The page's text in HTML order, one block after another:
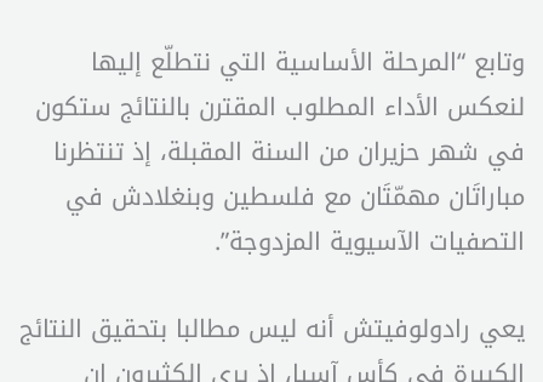
وتابع “المرحلة الأساسية التي نتطلّع إليها
لنعكس الأداء المطلوب المقترن بالنتائج ستكون
في شهر حزيران من السنة المقبلة، إذ تنتظرنا
مباراتَان مهمّتَان مع فلسطين وبنغلادش في
التصفيات الآسيوية المزدوجة”.
يعي رادولوفيتش أنه ليس مطالبا بتحقيق النتائج